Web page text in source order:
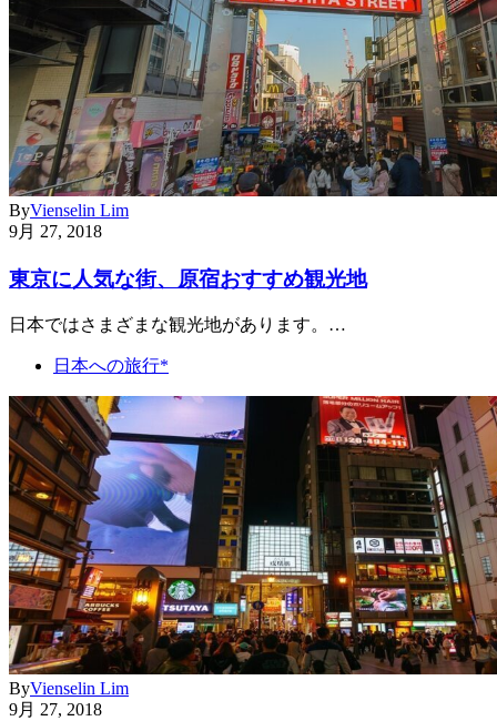
ByVienselin Lim
9月 27, 2018
東京に人気な街、原宿おすすめ観光地
日本ではさまざまな観光地があります。…
日本への旅行*
ByVienselin Lim
9月 27, 2018